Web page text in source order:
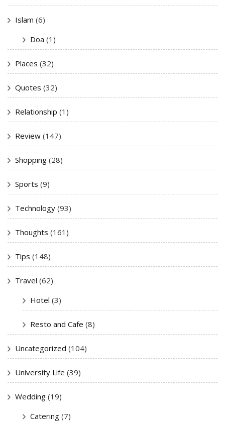
Islam (6)
Doa (1)
Places (32)
Quotes (32)
Relationship (1)
Review (147)
Shopping (28)
Sports (9)
Technology (93)
Thoughts (161)
Tips (148)
Travel (62)
Hotel (3)
Resto and Cafe (8)
Uncategorized (104)
University Life (39)
Wedding (19)
Catering (7)